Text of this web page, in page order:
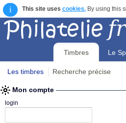
i This site uses cookies.By using this
Timbres Le
Les timbres Recherche précise
Mon compte
login